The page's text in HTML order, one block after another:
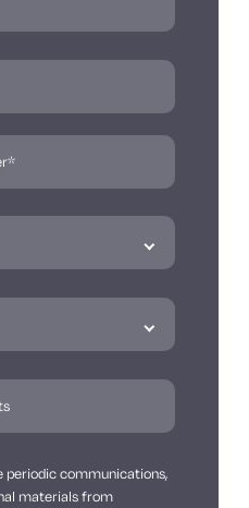
periodic communications,
materials from